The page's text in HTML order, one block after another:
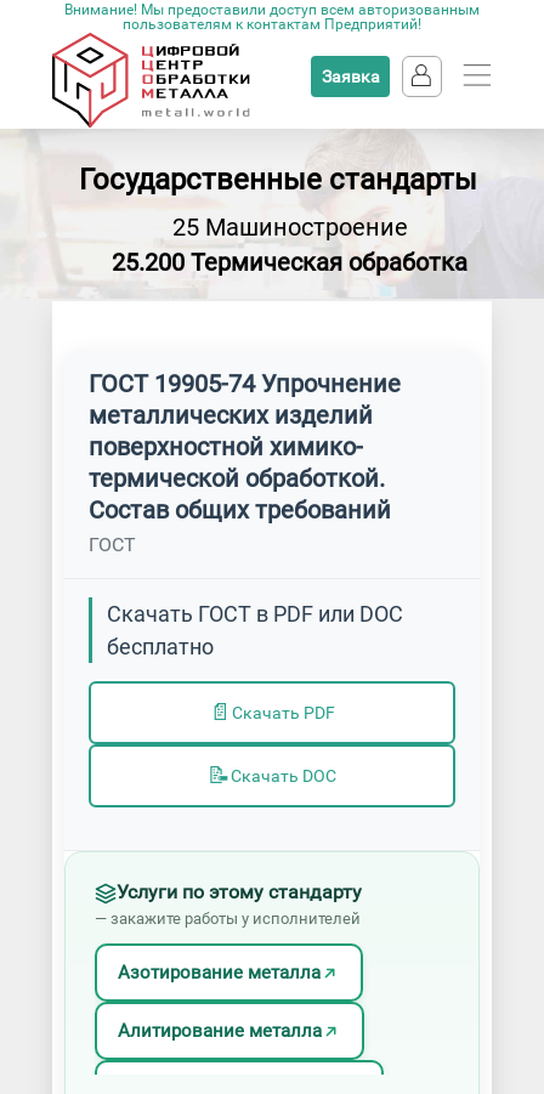
Внимание! Мы предоставили доступ всем авторизованным
пользователям к контактам Предприятий!
Заявка
Государственные стандарты
25 Машиностроение
25.200 Термическая обработка
ГОСТ 19905-74 Упрочнение
металлических изделий
поверхностной химико-
термической обработкой.
Состав общих требований
ГОСТ
Скачать ГОСТ в PDF или DOC
бесплатно
📄 Скачать PDF
📝Скачать DOC
Услуги по этому стандарту
— закажите работы у исполнителей
Азотирование металла
Алитирование металла